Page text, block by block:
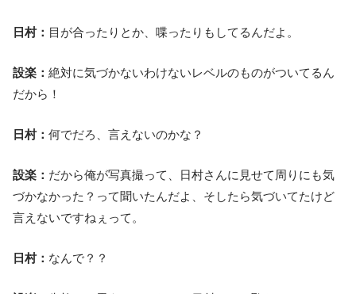
日村： 目が合ったりとか、喋ったりもしてるんだよ。
設楽： 絶対に気づかないわけないレベルのものがついてるん
だから！
日村： 何でだろ、言えないのかな？
設楽： だから俺が写真撮って、日村さんに見せて周りにも気
づかなかった？って聞いたんだよ、そしたら気づいてたけど
言えないですねぇって。
日村： なんで？？